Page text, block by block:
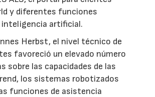
y diferentes funciones
inteligencia artificial.
Herbst, el nivel técnico de
favoreció un elevado número
sobre las capacidades de las
los sistemas robotizados
funciones de asistencia